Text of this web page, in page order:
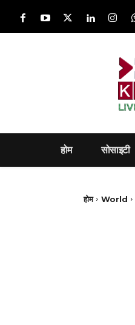
होम सोसाइटी
होम World